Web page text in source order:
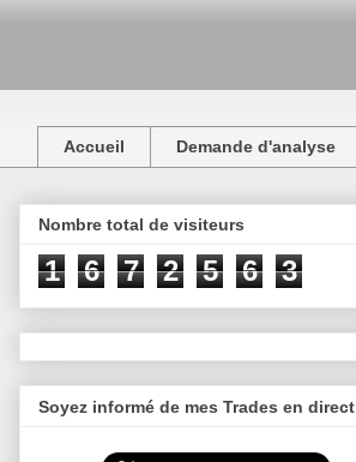
Accueil Demande d'analyse
Nombre total de visiteurs
1 6 7 2 5 6 3
Soyez informé de mes Trades en direct